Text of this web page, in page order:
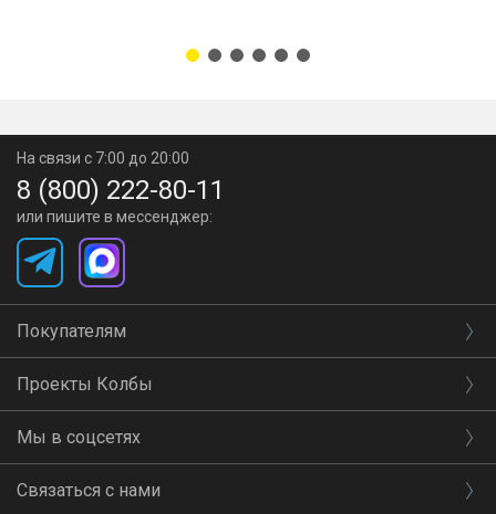
На связи с 7:00 до 20:00
8 (800) 222-80-11
или пишите в мессенджер:
Покупателям
Проекты Колбы
Мы в соцсетях
Связаться с нами